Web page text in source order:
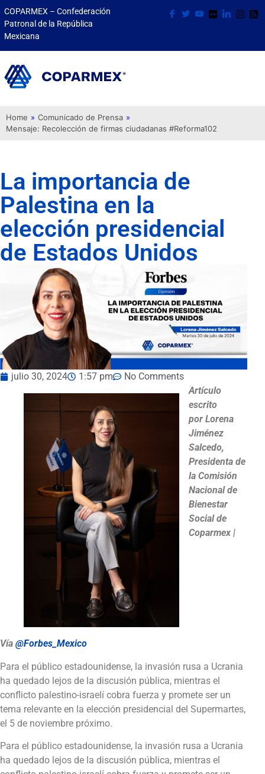
COPARMEX – Confederación
Patronal de la República
Mexicana
Home » Comunicado de Prensa »
Mensaje: Recolección de firmas ciudadanas #Reforma102
La importancia de
Palestina en la
elección presidencial
de Estados Unidos
julio 30, 2024 1:57 pm
No Comments
Artículo
escrito
por Lorena
Jiménez
Salcedo,
Presidenta de
la Comisión
Nacional de
Bienestar
Social de
Coparmex |
Vía @Forbes_Mexico
Para el público estadounidense, la invasión rusa a Ucrania
ha quedado lejos de la discusión pública, mientras el
conflicto palestino-israelí cobra fuerza y promete ser un
tema relevante en la elección presidencial del Supermartes,
el 5 de noviembre próximo.
Para el público estadounidense, la invasión rusa a Ucrania
ha quedado lejos de la discusión pública, mientras el